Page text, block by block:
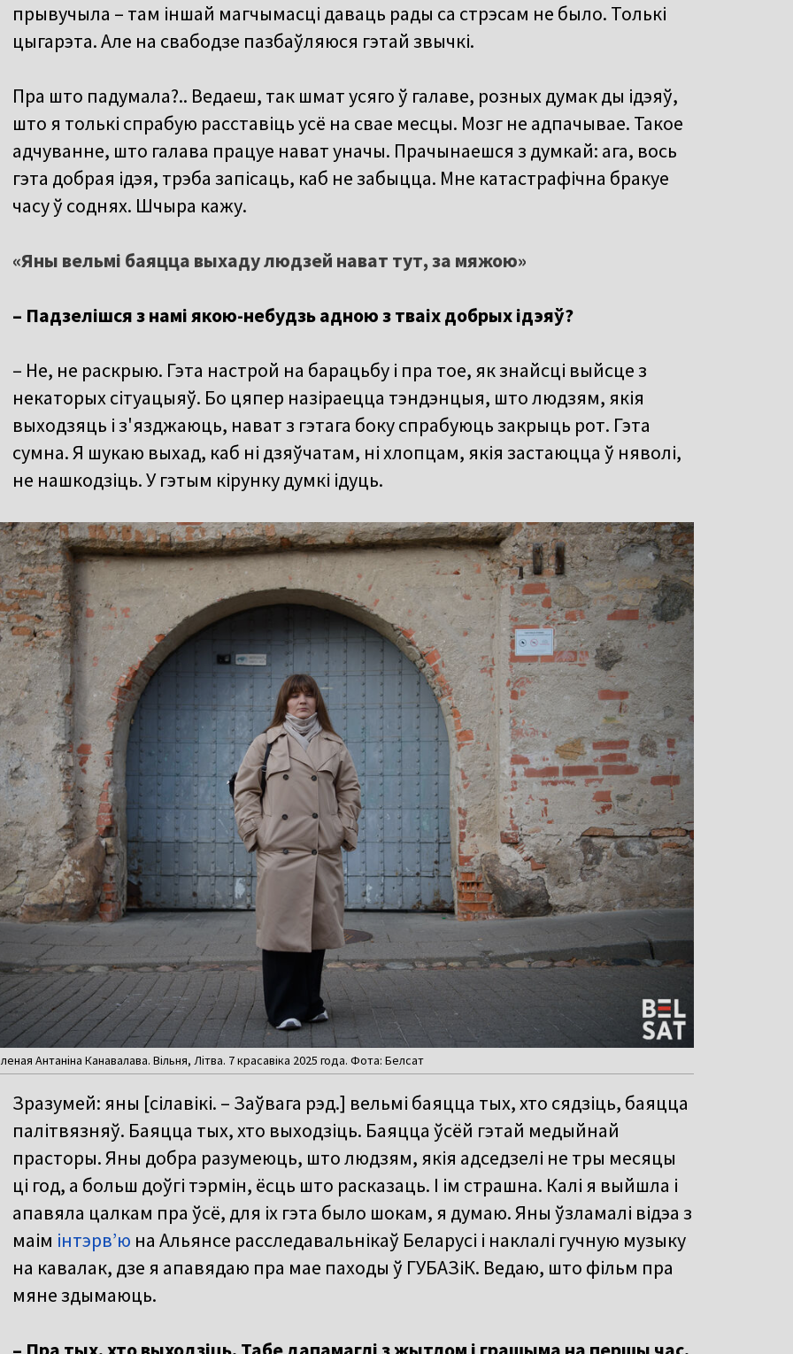
прывучыла – там іншай магчымасці даваць рады са стрэсам не было. Толькі
цыгарэта. Але на свабодзе пазбаўляюся гэтай звычкі.
Пра што падумала?.. Ведаеш, так шмат усяго ў галаве, розных думак ды ідэяў,
што я толькі спрабую расставіць усё на свае месцы. Мозг не адпачывае. Такое
адчуванне, што галава працуе нават уначы. Прачынаешся з думкай: ага, вось
гэта добрая ідэя, трэба запісаць, каб не забыцца. Мне катастрафічна бракуе
часу ў соднях. Шчыра кажу.
«Яны вельмі баяцца выхаду людзей нават тут, за мяжою»
– Падзелішся з намі якою-небудзь адною з тваіх добрых ідэяў?
– Не, не раскрыю. Гэта настрой на барацьбу і пра тое, як знайсці выйсце з
некаторых сітуацыяў. Бо цяпер назіраецца тэндэнцыя, што людзям, якія
выходзяць і з'язджаюць, нават з гэтага боку спрабуюць закрыць рот. Гэта
сумна. Я шукаю выхад, каб ні дзяўчатам, ні хлопцам, якія застаюцца ў няволі,
не нашкодзіць. У гэтым кірунку думкі ідуць.
Антаніна Канавалава. Вільня, Літва. 7 красавіка 2025 года. Фота: Белсат
Зразумей: яны [сілавікі. – Заўвага рэд.] вельмі баяцца тых, хто сядзіць, баяцца
палітвязняў. Баяцца тых, хто выходзіць. Баяцца ўсёй гэтай медыйнай
прасторы. Яны добра разумеюць, што людзям, якія адседзелі не тры месяцы
ці год, а больш доўгі тэрмін, ёсць што расказаць. І ім страшна. Калі я выйшла і
апавяла цалкам пра ўсё, для іх гэта было шокам, я думаю. Яны ўзламалі відэа з
маім інтэрвʼю на Альянсе расследавальнікаў Беларусі і наклалі гучную музыку
на кавалак, дзе я апавядаю пра мае паходы ў ГУБАЗіК. Ведаю, што фільм пра
мяне здымаюць.